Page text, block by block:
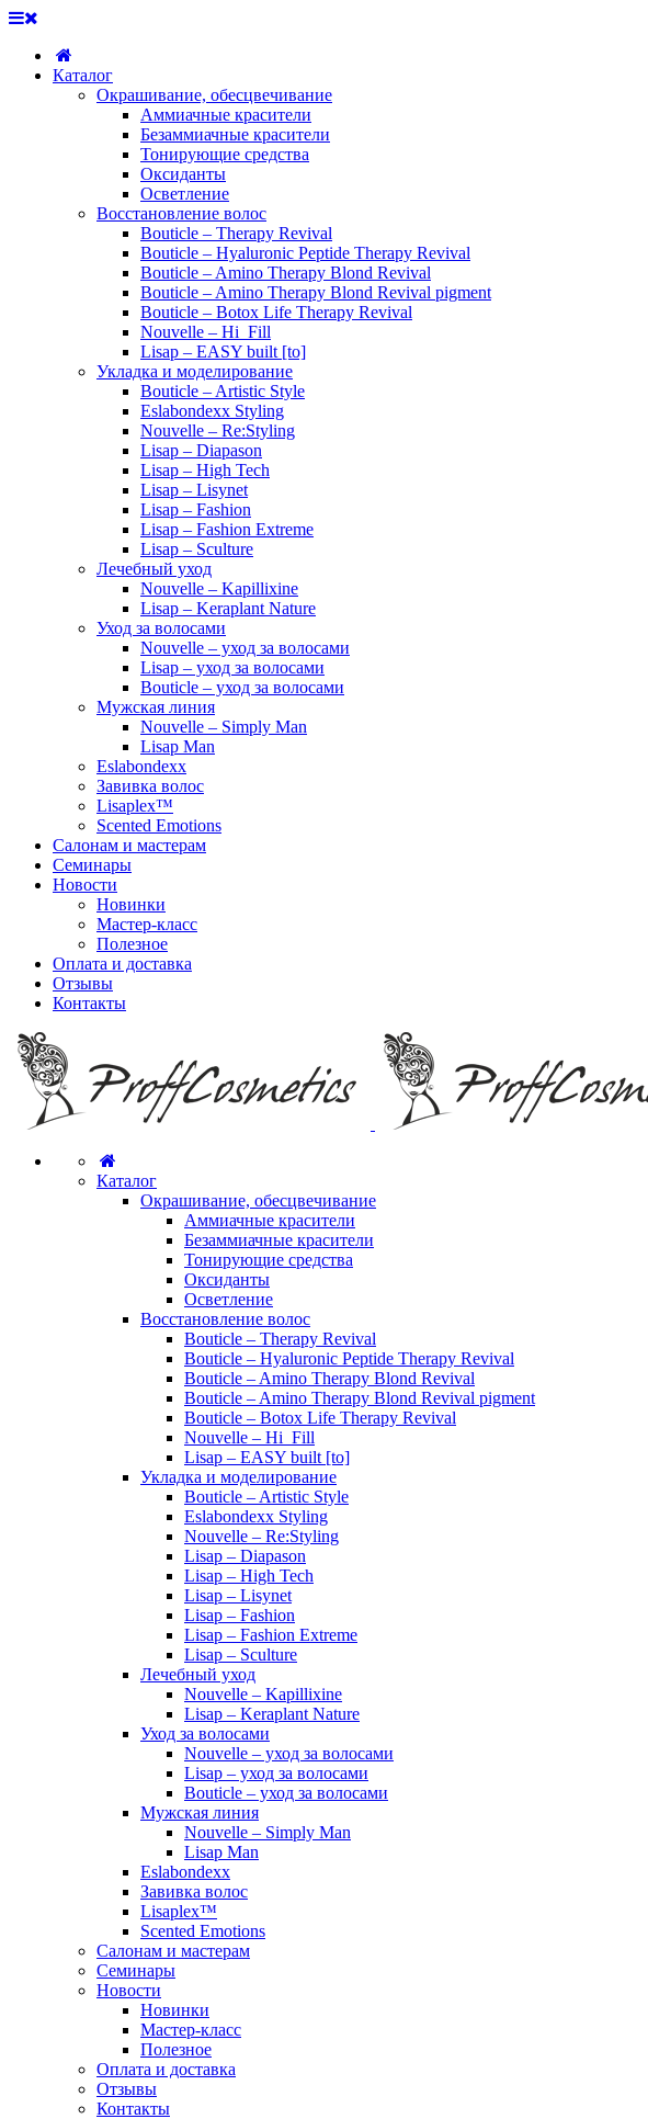
Каталог
Окрашивание, обесцвечивание
Аммиачные красители
Безаммиачные красители
Тонирующие средства
Оксиданты
Осветление
Восстановление волос
Bouticle – Therapy Revival
Bouticle – Hyaluronic Peptide Therapy Revival
Bouticle – Amino Therapy Blond Revival
Bouticle – Amino Therapy Blond Revival pigment
Bouticle – Botox Life Therapy Revival
Nouvelle – Hi_Fill
Lisap – EASY built [to]
Укладка и моделирование
Bouticle – Artistic Style
Eslabondexx Styling
Nouvelle – Re:Styling
Lisap – Diapason
Lisap – High Tech
Lisap – Lisynet
Lisap – Fashion
Lisap – Fashion Extreme
Lisap – Sculture
Лечебный уход
Nouvelle – Kapillixine
Lisap – Keraplant Nature
Уход за волосами
Nouvelle – уход за волосами
Lisap – уход за волосами
Bouticle – уход за волосами
Мужская линия
Nouvelle – Simply Man
Lisap Man
Eslabondexx
Завивка волос
Lisaplex™
Scented Emotions
Салонам и мастерам
Семинары
Новости
Новинки
Мастер-класс
Полезное
Оплата и доставка
Отзывы
Контакты
Каталог
Окрашивание, обесцвечивание
Аммиачные красители
Безаммиачные красители
Тонирующие средства
Оксиданты
Осветление
Восстановление волос
Bouticle – Therapy Revival
Bouticle – Hyaluronic Peptide Therapy Revival
Bouticle – Amino Therapy Blond Revival
Bouticle – Amino Therapy Blond Revival pigment
Bouticle – Botox Life Therapy Revival
Nouvelle – Hi_Fill
Lisap – EASY built [to]
Укладка и моделирование
Bouticle – Artistic Style
Eslabondexx Styling
Nouvelle – Re:Styling
Lisap – Diapason
Lisap – High Tech
Lisap – Lisynet
Lisap – Fashion
Lisap – Fashion Extreme
Lisap – Sculture
Лечебный уход
Nouvelle – Kapillixine
Lisap – Keraplant Nature
Уход за волосами
Nouvelle – уход за волосами
Lisap – уход за волосами
Bouticle – уход за волосами
Мужская линия
Nouvelle – Simply Man
Lisap Man
Eslabondexx
Завивка волос
Lisaplex™
Scented Emotions
Салонам и мастерам
Семинары
Новости
Новинки
Мастер-класс
Полезное
Оплата и доставка
Отзывы
Контакты